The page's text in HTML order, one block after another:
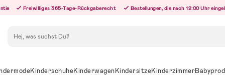
Freiwilliges 365-Tage-Rückgaberecht Bestellungen, die nach 12:00 Uhr
KinderschuheKinderwagenKindersitzeKinderzimmer